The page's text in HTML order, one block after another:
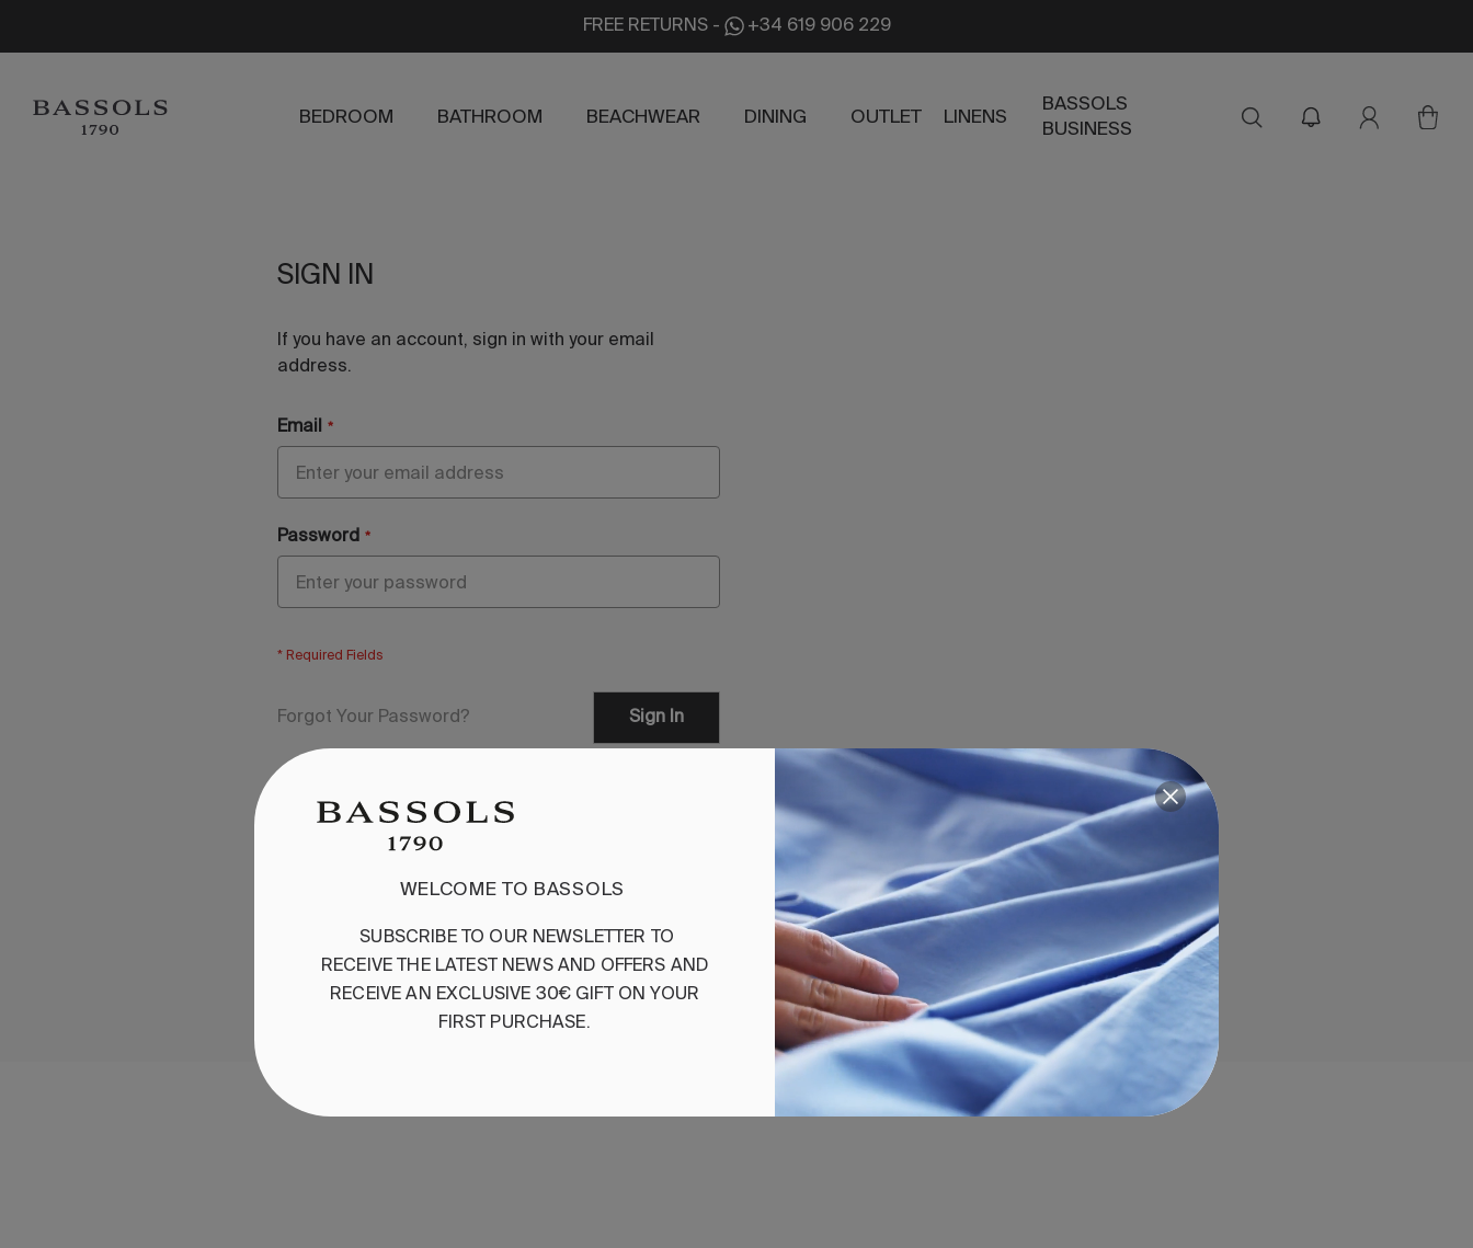
FREE RETURNS- +34 619 906 229
BEDROOM BATHROOM BEACHWEAR DINING OUTLET LINENS
BASSOLS
BUSINESS
SIGN IN
If you have an account, sign in with your email
address.
Email
Password
Forgot Your Password? Sign In
Don't have an account?
Create an AccountWELCOME TO BASSOLS
SUBSCRIBETO OUR NEWSLETTER
TO
RECEIVE
THE LATEST NEWS AND OFFERS AND
RECEIVE AN EXCLUSIVE 30€ GIFT ON YOUR
FIRST
PURCHASE.